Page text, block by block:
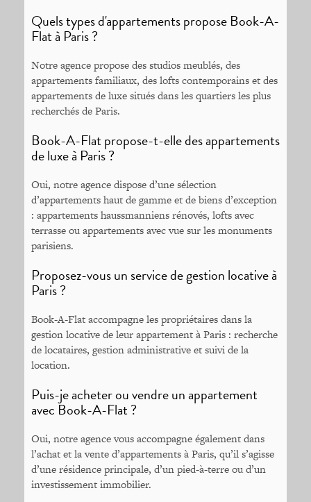
Quels types d'appartements propose Book-A-
Flat à Paris ?
Notre agence propose des studios meublés, des
appartements familiaux, des lofts contemporains et des
appartements de luxe situés dans les quartiers les plus
recherchés de Paris.
Book-A-Flat propose-t-elle des appartements
de luxe à Paris ?
Oui, notre agence dispose d’une sélection
d’appartements haut de gamme et de biens d’exception
: appartements haussmanniens rénovés, lofts avec
terrasse ou appartements avec vue sur les monuments
parisiens.
Proposez-vous un service de gestion locative à
Paris ?
Book-A-Flat accompagne les propriétaires dans la
gestion locative de leur appartement à Paris : recherche
de locataires, gestion administrative et suivi de la
location.
Puis-je acheter ou vendre un appartement
avec Book-A-Flat ?
Oui, notre agence vous accompagne également dans
l’achat et la vente d’appartements à Paris, qu’il s’agisse
d’une résidence principale, d’un pied-à-terre ou d’un
investissement immobilier.